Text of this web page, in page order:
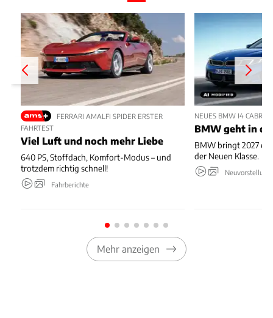
FERRARI AMALFI SPIDER ERSTER
FAHRTEST
Viel Luft und noch mehr Liebe
640 PS, Stoffdach, Komfort-Modus – und
trotzdem richtig schnell!
Fahrberichte
NEUES BMW I4 CABRIO
BMW geht in
BMW bringt 2027
der Neuen Klasse.
Mehr anzeigen